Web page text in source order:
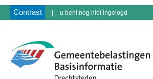
Contrast u bent nog niet ingelogd